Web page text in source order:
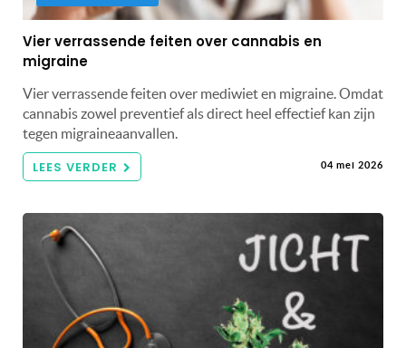
Vier verrassende feiten over cannabis en
migraine
Vier verrassende feiten over mediwiet en migraine. Omdat
cannabis zowel preventief als direct heel effectief kan zijn
tegen migraineaanvallen.
LEES VERDER 04 mei 2026